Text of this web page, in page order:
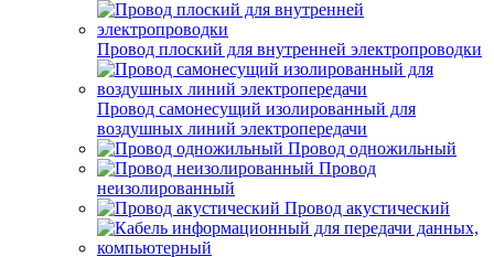
Провод плоский для внутренней электропроводки
Провод самонесущий изолированный для
воздушных линий электропередачи
Провод одножильный
Провод
неизолированный
Провод акустический